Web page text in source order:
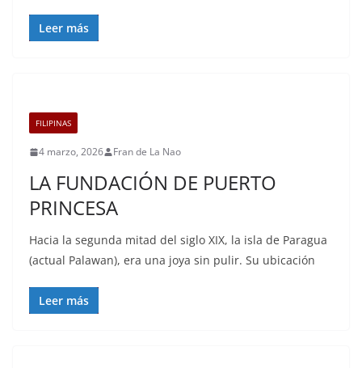
Leer más
FILIPINAS
4 marzo, 2026 Fran de La Nao
LA FUNDACIÓN DE PUERTO
PRINCESA
Hacia la segunda mitad del siglo XIX, la isla de Paragua
(actual Palawan), era una joya sin pulir. Su ubicación
Leer más